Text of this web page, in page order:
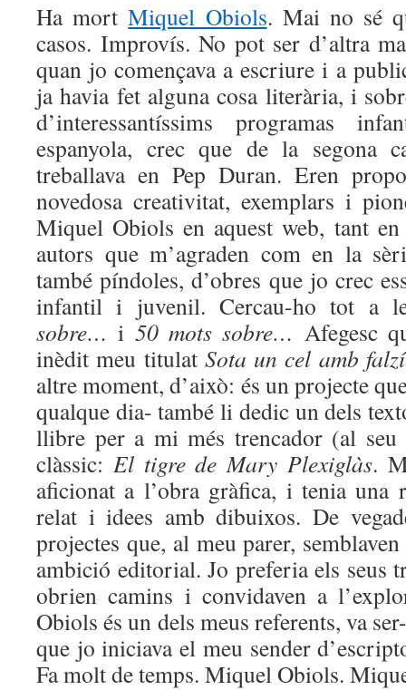
Ha mortMiquel Obiols. Mai no sé
casos. Improvís. No pot ser d’altra
quan jo començava a escriure i a
ja havia fet alguna cosa literària, i
d’interessantíssims programas
espanyola, crec que de la segona
treballava en Pep Duran. Eren
novedosa creativitat, exemplars i
Miquel Obiols en aquest web, tant
autors que m’agraden com en la
també píndoles, d’obres que jo crec
infantil i juvenil. Cercau-ho tot a
sobre… i 50 mots sobre… Afegesc
inèdit meu titulat Sota un cel amb
altre moment, d’això: és un projecte
qualque dia- també li dedic un dels
llibre per a mi més trencador (al
clàssic: El tigre de Mary Plexiglàs.
aficionat a l’obra gràfica, i tenia
relat i idees amb dibuixos. De
projectes que, al meu parer, semblaven
ambició editorial. Jo preferia els seus
obrien camins i convidaven a
Obiols és un dels meus referents, va
que jo iniciava el meu sender
Fa molt de temps. Miquel Obiols.